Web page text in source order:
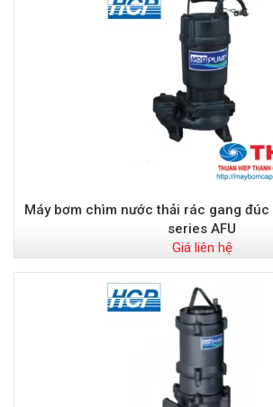
Máy bơm chìm nước thải rác gang đúc
series AFU
Giá liên hệ